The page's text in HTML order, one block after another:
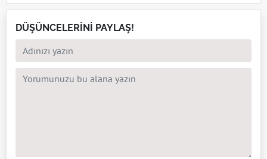
DÜŞÜNCELERİNİ PAYLAŞ!